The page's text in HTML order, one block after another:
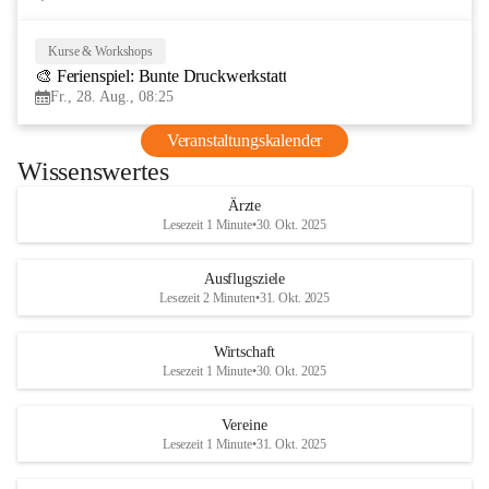
Kurse & Workshops
🎨 Ferienspiel: Bunte Druckwerkstatt
Fr., 28. Aug., 08:25
Veranstaltungskalender
Wissenswertes
Ärzte
Lesezeit 1 Minute•30. Okt. 2025
Ausflugsziele
Lesezeit 2 Minuten•31. Okt. 2025
Wirtschaft
Lesezeit 1 Minute•30. Okt. 2025
Vereine
Lesezeit 1 Minute•31. Okt. 2025